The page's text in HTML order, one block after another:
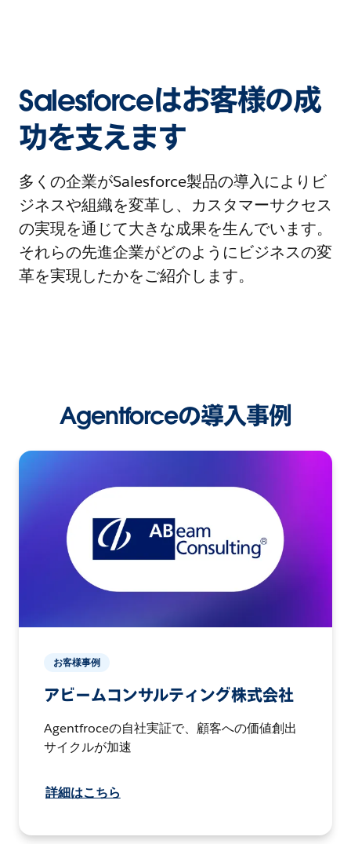
Salesforceはお客様の成
功を支えます
多くの企業がSalesforce製品の導入によりビ
ジネスや組織を変革し、カスタマーサクセス
の実現を通じて大きな成果を生んでいます。
それらの先進企業がどのようにビジネスの変
革を実現したかをご紹介します。
Agentforceの導入事例
お客様事例
アビームコンサルティング株式会社
Agentfroceの自社実証で、顧客への価値創出
サイクルが加速
詳細はこちら